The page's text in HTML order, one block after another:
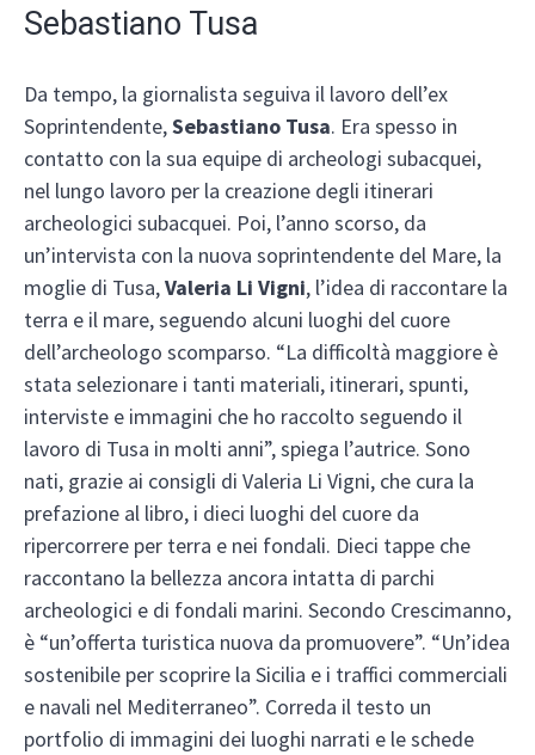
Sebastiano Tusa
Da tempo, la giornalista seguiva il lavoro dell’ex
Soprintendente,Sebastiano Tusa. Era spesso in
contatto con la sua equipe di archeologi subacquei,
nel lungo lavoro per la creazione degli itinerari
archeologici subacquei. Poi, l’anno scorso, da
un’intervista con la nuova soprintendente del Mare, la
moglie di Tusa,Valeria Li Vigni, l’idea di raccontare la
terra e il mare, seguendo alcuni luoghi del cuore
dell’archeologo scomparso. “La difficoltà maggiore è
stata selezionare i tanti materiali, itinerari, spunti,
interviste e immagini che ho raccolto seguendo il
lavoro di Tusa in molti anni”, spiega l’autrice. Sono
nati, grazie ai consigli di Valeria Li Vigni, che cura la
prefazione al libro, i dieci luoghi del cuore da
ripercorrere per terra e nei fondali. Dieci tappe che
raccontano la bellezza ancora intatta di parchi
archeologici e di fondali marini. Secondo Crescimanno,
è “un’offerta turistica nuova da promuovere”. “Un’idea
sostenibile per scoprire la Sicilia e i traffici commerciali
e navali nel Mediterraneo”. Correda il testo un
portfolio di immagini dei luoghi narrati e le schede